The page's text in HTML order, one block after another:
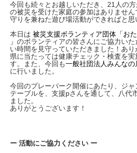
今回も続々とお越しいただき、21人の
の被災を受けた家庭の参加はありませ
守りを兼ねた遊び場活動ができればと思
本日は 被災支援ボランティア団体「お
」 のボランティアの皆さんにご協力い
い時間を見守っていただきました！あ
県に当たっては健康チェック・検査を
す。また、今回も一般社団法人みんな
に行いました。
今回のプレーパーク開催にあたり、ジ
テーブルを、支援pさんを通して、八代
ました。
ありがとうございます！
ー 活動にご協力ください ー